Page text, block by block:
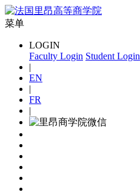
菜单
LOGIN
Faculty Login Student Login
|
EN
|
FR
|